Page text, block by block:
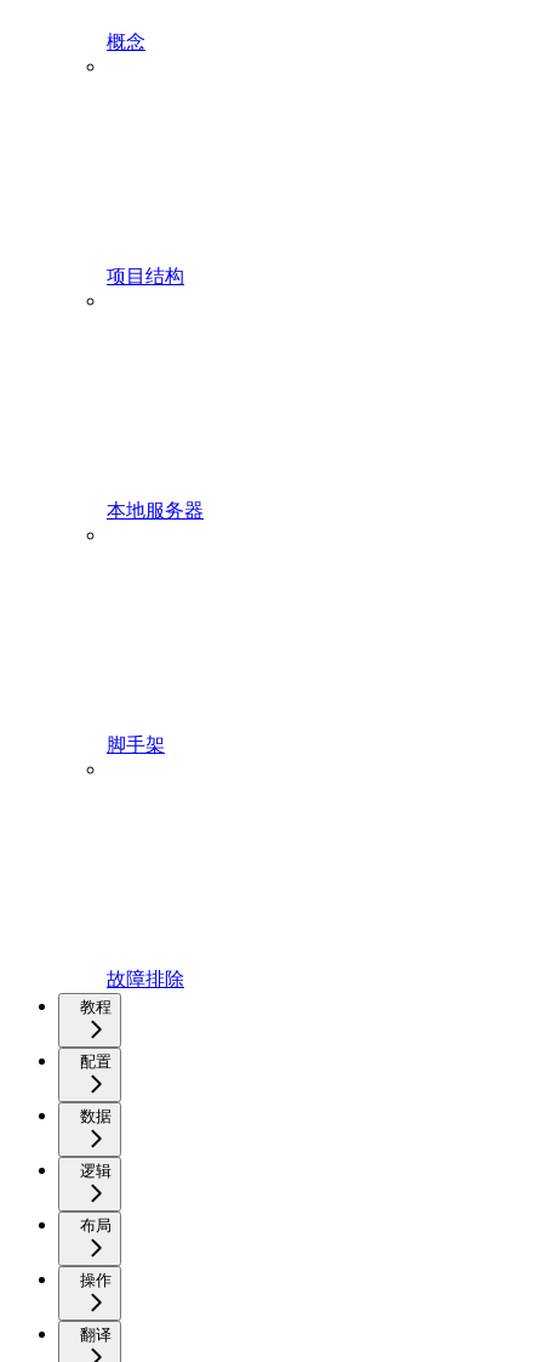
概念
项目结构
本地服务器
脚手架
故障排除
教程
配置
数据
逻辑
布局
操作
翻译